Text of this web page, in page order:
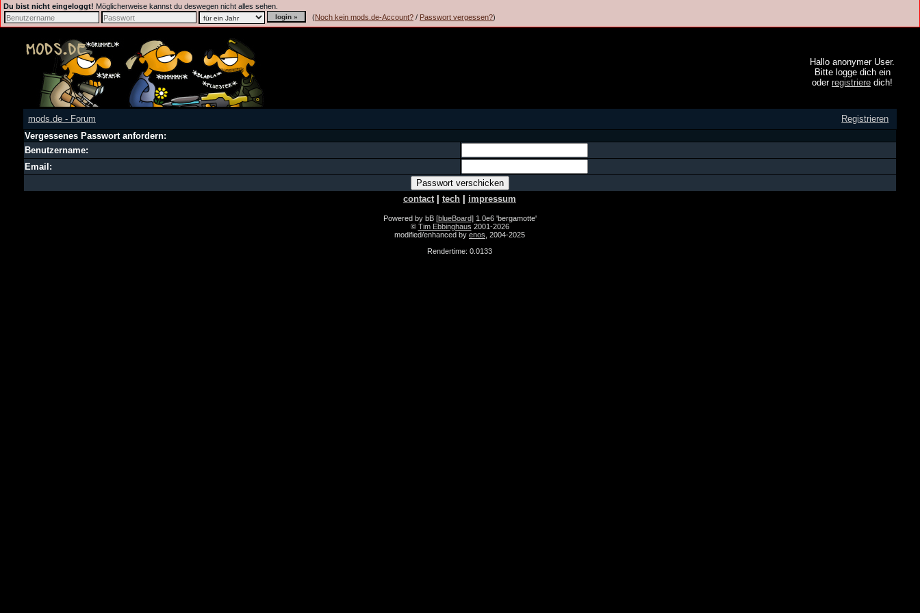
Du bist nicht eingeloggt! Möglicherweise kannst du deswegen nicht alles sehen.
(Noch kein mods.de-Account? / Passwort vergessen?)
Hallo anonymer User.
Bitte logge dich ein
oder registriere dich!
mods.de - Forum
Registrieren
Vergessenes Passwort anfordern:
Benutzername:
Email:
contact| tech impressum
Powered by bB [blueBoard] 1.0e6 'bergamotte'
© Tim Ebbinghaus 2001-2026
modified/enhanced by enos , 2004-2025
Rendertime: 0.0133